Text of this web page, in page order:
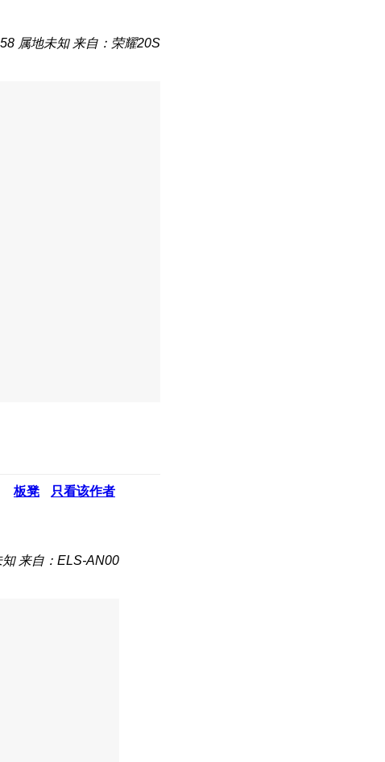
属地未知 来自：荣耀20S
板凳 只看该作者
知 来自：ELS-AN00